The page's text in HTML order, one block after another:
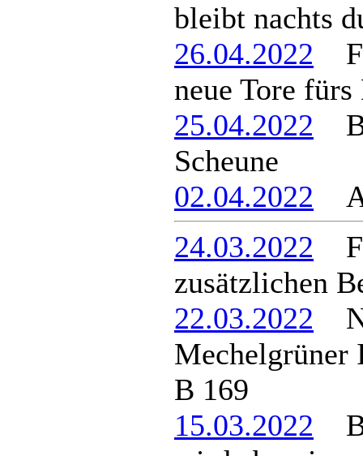
bleibt nachts
26.04.2022
neue Tore fürs
25.04.2022
Scheune
02.04.2022
24.03.2022
zusätzlichen
22.03.2022
Mechelgrüner
B 169
15.03.2022